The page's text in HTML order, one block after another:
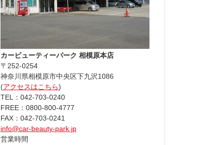
カービューティーパーク 相模原本店
〒252-0254
神奈川県相模原市中央区下九沢1086
(アクセスはこちら)
TEL：042-703-0240
FREE：0800-800-4777
FAX：042-703-0241
info@car-beauty-park.jp
営業時間